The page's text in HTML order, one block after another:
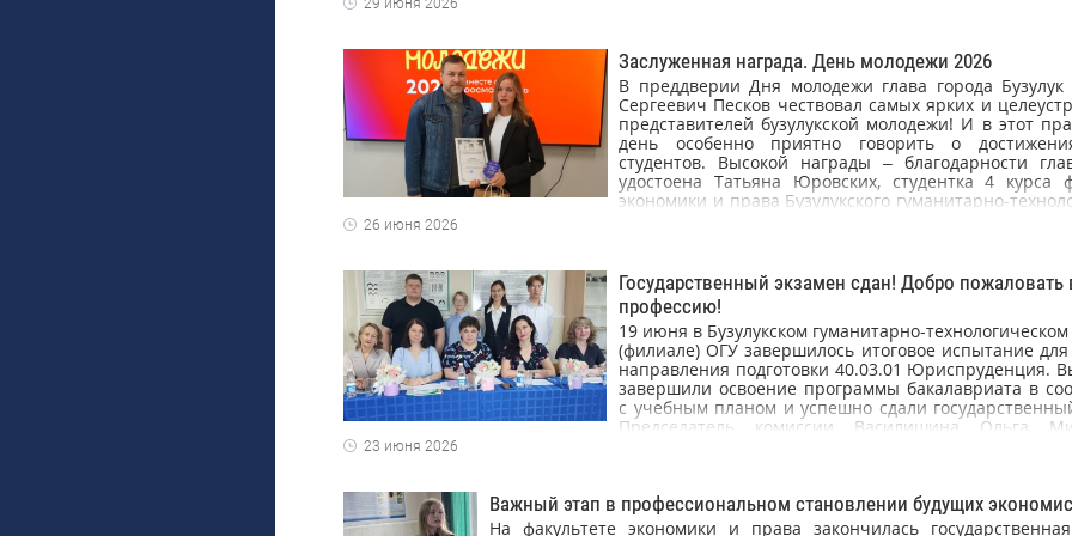
29 июня 2026
Заслуженная награда. День молодежи 2026
В преддверии Дня молодежи глава города
Сергеевич Песков чествовал самых ярких и
представителей бузулукской молодежи! И в этот
день особенно приятно говорить о
студентов. Высокой награды – благодарности
удостоена Татьяна Юровских, студентка 4 курса
экономики и права Бузулукского гуманитарно-
бузулукская молодежь – са
26 июня 2026
Государственный экзамен сдан! Добро пожаловать
профессию!
19 июня в Бузулукском гуманитарно-технологическом
(филиале) ОГУ завершилось итоговое испытание для
направления подготовки 40.03.01 Юриспруденция.
завершили освоение программы бакалавриата в
с учебным планом и успешно сдали
Председатель комиссии Василишина Ольга
владение студентами нормативно-правовой
анализировать сложные юридические ситуации и
23 июня 2026
Важный этап в профессиональном становлении будущих
На факультете экономики и права закончилась